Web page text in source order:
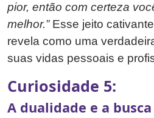
pior, então com certeza
melhor.”Esse jeito
revela como uma
suas vidas pessoais e
Curiosidade 5:
A dualidade e a